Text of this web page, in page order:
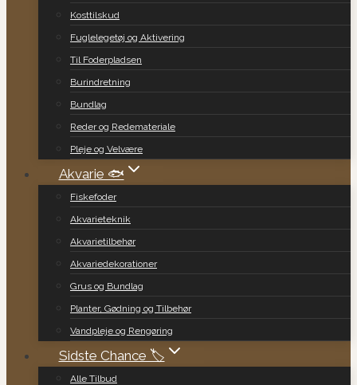
Kosttilskud
Fuglelegetøj og Aktivering
Til Foderpladsen
Burindretning
Bundlag
Reder og Redemateriale
Pleje og Velvære
Akvarie 🐟
Fiskefoder
Akvarieteknik
Akvarietilbehør
Akvariedekorationer
Grus og Bundlag
Planter, Gødning og Tilbehør
Vandpleje og Rengøring
Sidste Chance 🏷️
Alle Tilbud